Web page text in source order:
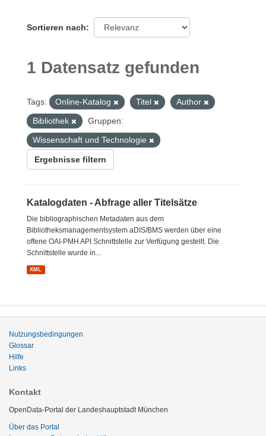
Sortieren nach
1 Datensatz gefunden
Tags: Online-Katalog Titel
Author
Bibliothek
Gruppen:
Wissenschaft und Technologie
Ergebnisse filtern
Katalogdaten - Abfrage aller Titelsätze
Die bibliographischen Metadaten aus dem
Bibliotheksmanagementsystem aDIS/BMS werden über eine
offene OAI-PMH API Schnittstelle zur Verfügung gestellt. Die
Schnittstelle wurde in...
XML
Nutzungsbedingungen
Glossar
Hilfe
Links
Kontakt
OpenData-Portal der Landeshauptstadt München
Über das Portal